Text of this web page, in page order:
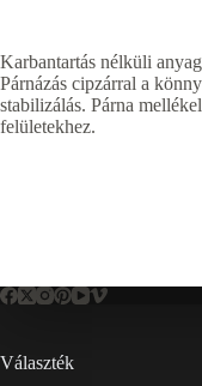
Karbantartás nélküli
Párnázás cipzárral a
stabilizálás. Párna
felületekhez.
Választék